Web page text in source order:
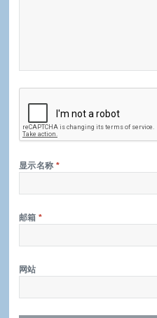
显示名称*
邮箱*
网站